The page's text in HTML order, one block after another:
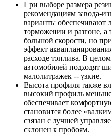
При выборе размера
рекомендациям завода-
варианты обеспечивают
торможении и разгоне,
большой скорости, но
эффект
расходе топлива. В
автомобилей подходят
малолитражек -- узкие.
Высота профиля также
высокий профиль
обеспечивает
становится более
связан с лучшей
склонен к пробоям.